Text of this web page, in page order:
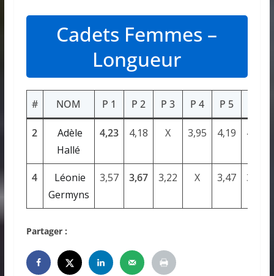
Cadets Femmes –
Longueur
# NOM P 1 P 2 P 3 P 4 P 5
2
Adèle
Hallé
4,23 4,18 X 3,95 4,19 4,23
4
Léonie
Germyns
3,57 3,67 3,22 X 3,47 3,50
Partager :